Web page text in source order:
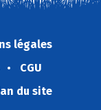
légales
CGU
du site